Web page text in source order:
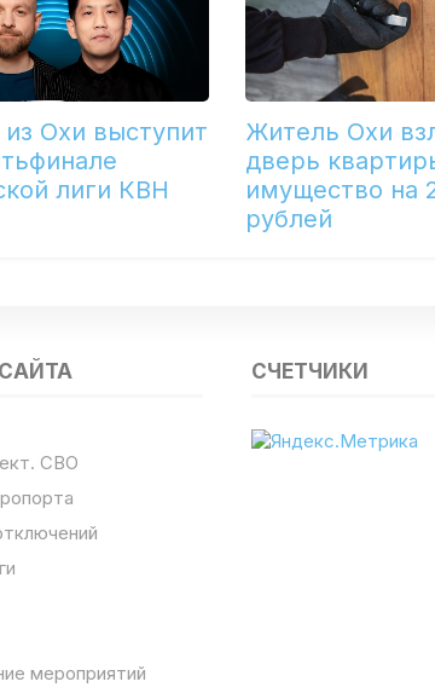
Охи выступит
лиги КВН
Житель Охи
дверь
имущество на
рублей
СВО
мероприятий
СЧЕТЧИКИ